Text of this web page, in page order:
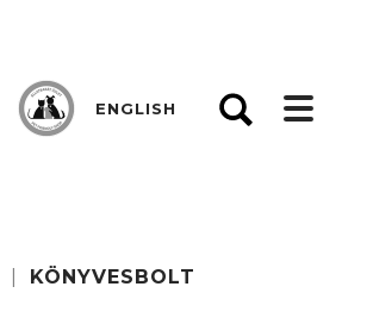
KÖNYVESBOLT
ENGLISH